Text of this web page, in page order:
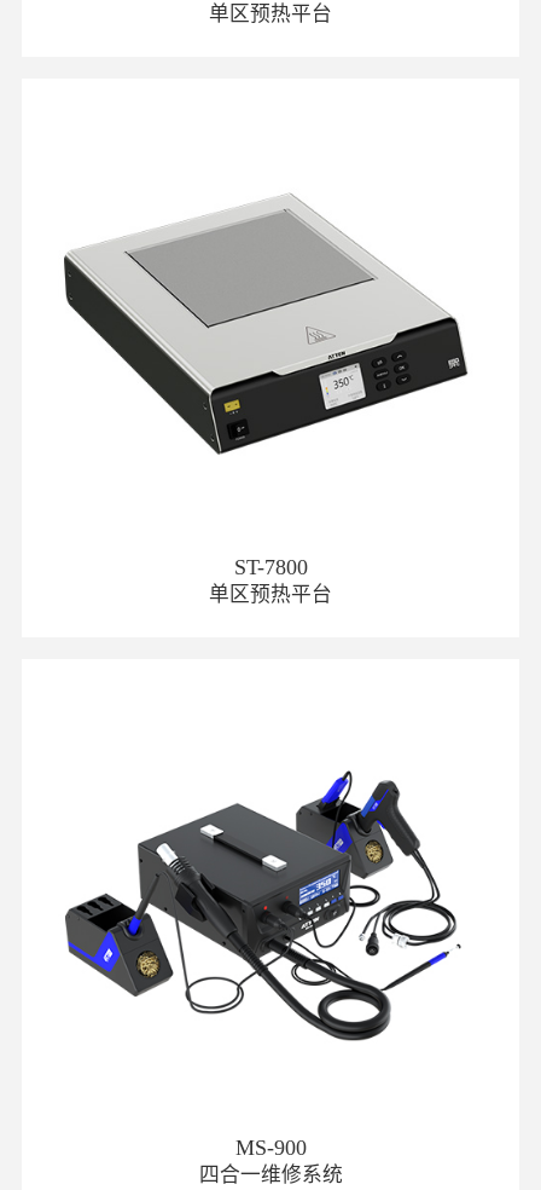
单区预热平台
ST-7800
单区预热平台
MS-900
四合一维修系统